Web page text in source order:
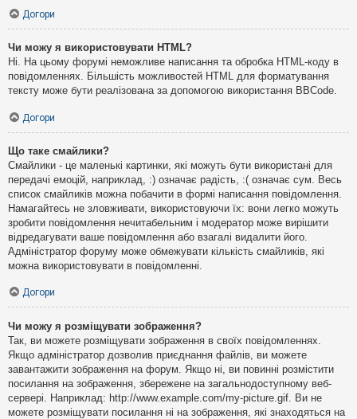
Догори
Чи можу я використовувати HTML?
Ні. На цьому форумі неможливе написання та обробка HTML-коду в
повідомленнях. Більшість можливостей HTML для форматування
тексту може бути реалізована за допомогою використання BBCode.
Догори
Що таке смайлики?
Смайлики - це маленькі картинки, які можуть бути використані для
передачі емоцій, наприклад, :) означає радість, :( означає сум. Весь
список смайликів можна побачити в формі написання повідомлення.
Намагайтесь не зловживати, використовуючи їх: вони легко можуть
зробити повідомлення нечитабельним і модератор може вирішити
відредагувати ваше повідомлення або взагалі видалити його.
Адміністратор форуму може обмежувати кількість смайликів, які
можна використовувати в повідомленні.
Догори
Чи можу я розміщувати зображення?
Так, ви можете розміщувати зображення в своїх повідомленнях.
Якщо адміністратор дозволив приєднання файлів, ви можете
завантажити зображення на форум. Якщо ні, ви повинні розмістити
посилання на зображення, збережене на загальнодоступному веб-
сервері. Наприклад: http://www.example.com/my-picture.gif. Ви не
можете розміщувати посилання ні на зображення, які знаходяться на